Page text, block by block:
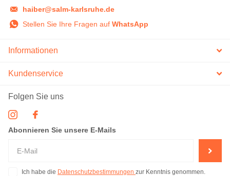
haiber@salm-karlsruhe.de
Stellen Sie Ihre Fragen auf WhatsApp
Informationen
Kundenservice
Folgen Sie uns
Abonnieren Sie unsere E-Mails
Ich habe die Datenschutzbestimmungen zur Kenntnis genommen.